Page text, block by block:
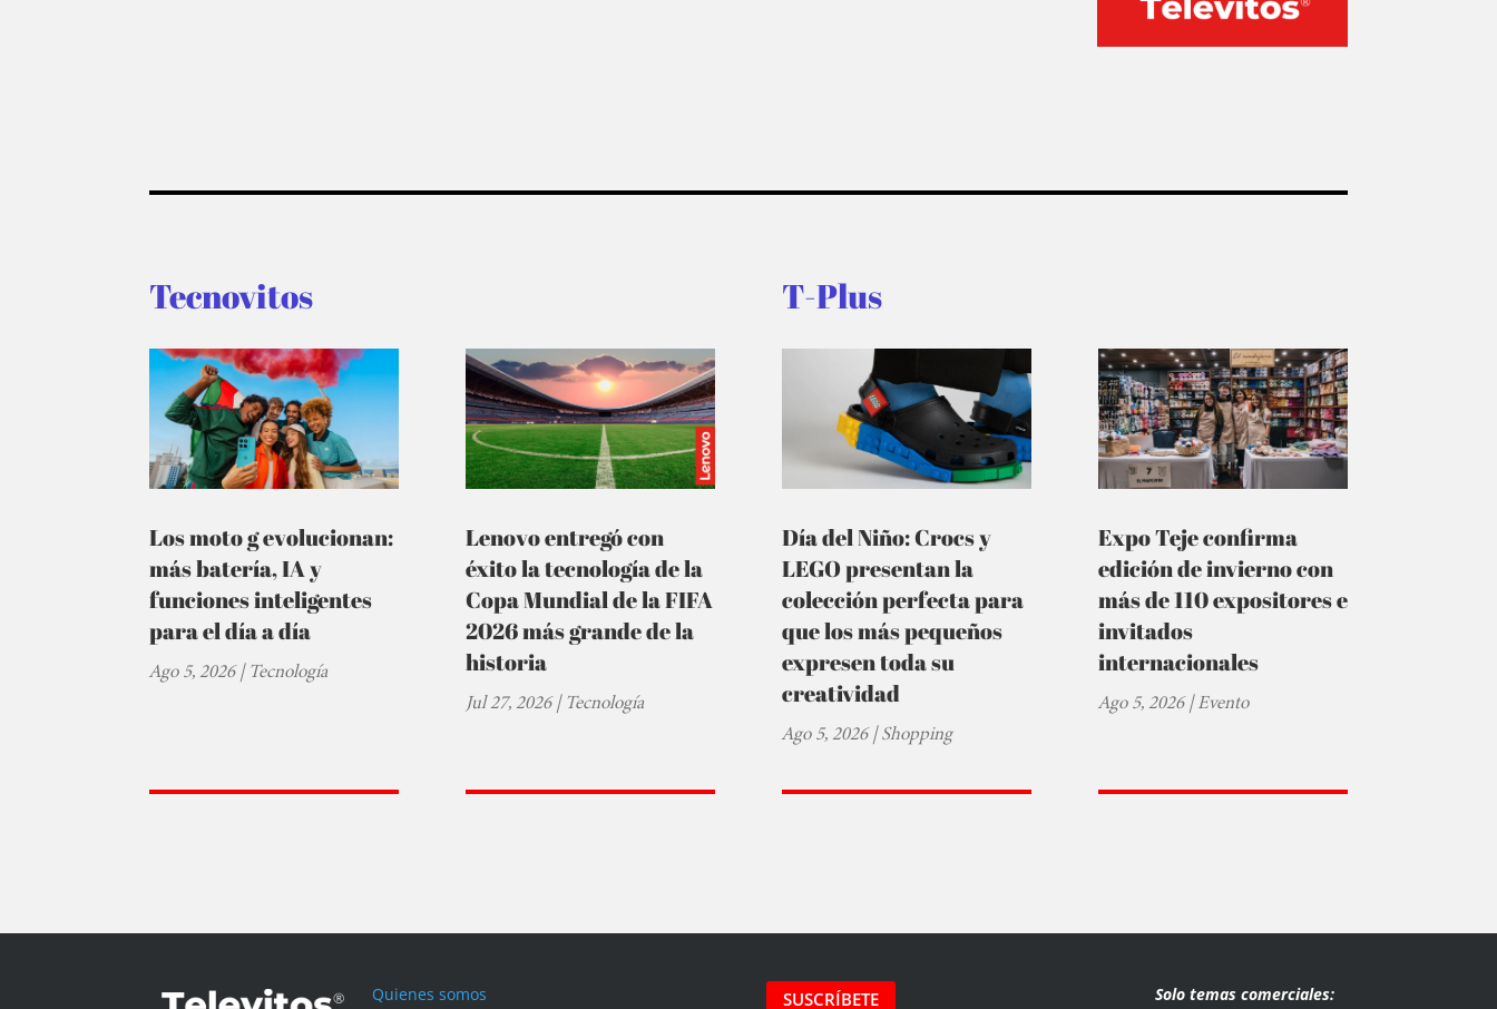
Tecnovitos
Los moto g evolucionan:
más batería, IA y
funciones inteligentes
para el día a día
Ago 5, 2026|Tecnología
Lenovo entregó con
éxito la tecnología de la
Copa Mundial de la FIFA
2026 más grande de la
historia
Jul 27, 2026|Tecnología
T-Plus
Día del Niño: Crocs y
LEGO presentan la
colección perfecta para
que los más pequeños
expresen toda su
creatividad
Ago 5, 2026|Shopping
Expo Teje confirma
edición de invierno con
más de 110 expositores e
invitados
internacionales
Ago 5, 2026|Evento
Quienes somos
SUSCRÍBETE
Solo temas comerciales: